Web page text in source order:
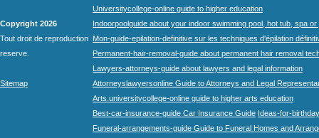
Copyright 2026
Tout droit de reproduction
reserve.
Sitemap
Universitycollege-online guide to higher education
Indoorpoolguide about your indoor swimming pool, hot tub, spa
Mon-guide-epilation-definitive sur les techniques d'épilation
Permanent-hair-removal-guide about permanent hair removal
Lawyers-attorneys-guide about lawyers and legal information
Attorneyslawyersonline Guide to Attorneys and Legal
Arts.universitycollege-online guide to higher arts education
Best-car-insurance-guide Car Insurance Guide Ideas-for-
Funeral-arrangements-guide Guide to Funeral Homes and